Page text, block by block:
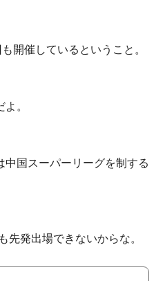
開催しているということ。
。
中国スーパーリーグを制する
先発出場できないからな。